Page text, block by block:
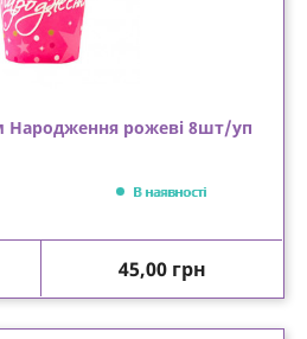
Народження рожеві 8шт/уп
В наявності
Ціна
45,00 грн